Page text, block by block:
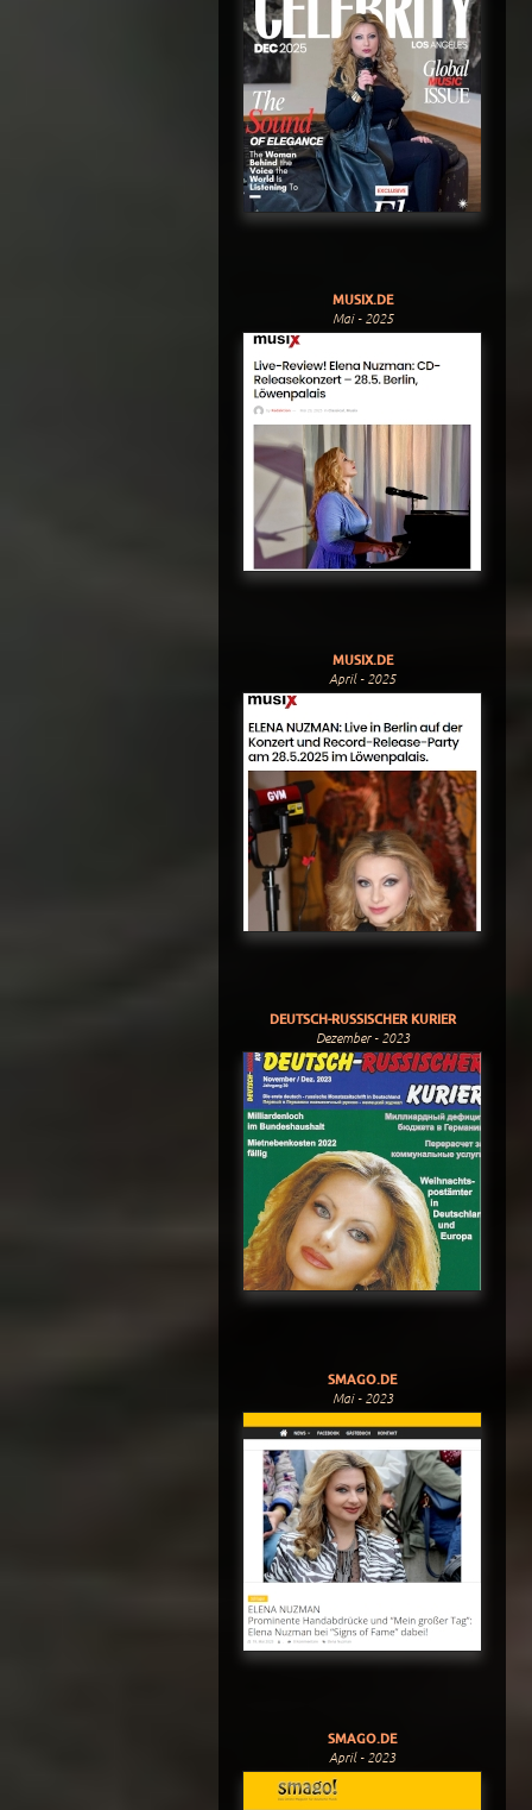
MUSIX.DE
Mai - 2025
MUSIX.DE
April - 2025
DEUTSCH-RUSSISCHER KURIER
Dezember - 2023
SMAGO.DE
Mai - 2023
SMAGO.DE
April - 2023